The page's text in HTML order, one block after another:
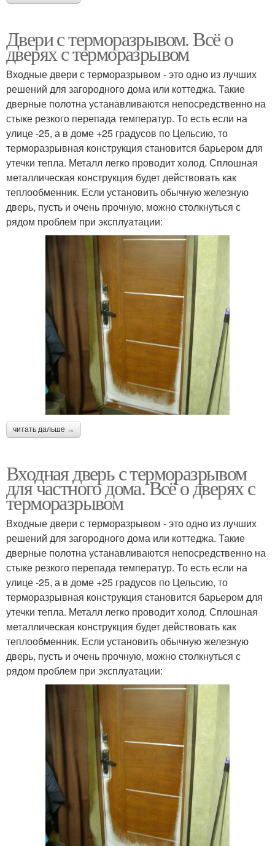
Двери с терморазрывом. Всё о
дверях с терморазрывом
Входные двери с терморазрывом - это одно из лучших
решений для загородного дома или коттеджа. Такие
дверные полотна устанавливаются непосредственно на
стыке резкого перепада температур. То есть если на
улице -25, а в доме +25 градусов по Цельсию, то
терморазрывная конструкция становится барьером для
утечки тепла. Металл легко проводит холод. Сплошная
металлическая конструкция будет действовать как
теплообменник. Если установить обычную железную
дверь, пусть и очень прочную, можно столкнуться с
рядом проблем при эксплуатации:
читать дальше →
Входная дверь с терморазрывом
для частного дома. Всё о дверях с
терморазрывом
Входные двери с терморазрывом - это одно из лучших
решений для загородного дома или коттеджа. Такие
дверные полотна устанавливаются непосредственно на
стыке резкого перепада температур. То есть если на
улице -25, а в доме +25 градусов по Цельсию, то
терморазрывная конструкция становится барьером для
утечки тепла. Металл легко проводит холод. Сплошная
металлическая конструкция будет действовать как
теплообменник. Если установить обычную железную
дверь, пусть и очень прочную, можно столкнуться с
рядом проблем при эксплуатации: